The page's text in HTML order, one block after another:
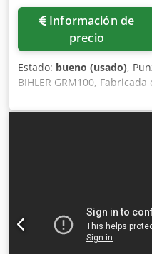
Información de
precio
Estado: bueno (usado),
BIHLER GRM100,
originalmente reformado
con servomotor, bomba,
Equipada con 4x carros
minuto. Servomotor.
neumático. Peso aprox.
50 Hz. Tenemos en stock